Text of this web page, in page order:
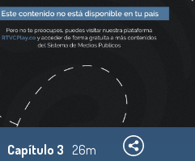
Capítulo 3 26m